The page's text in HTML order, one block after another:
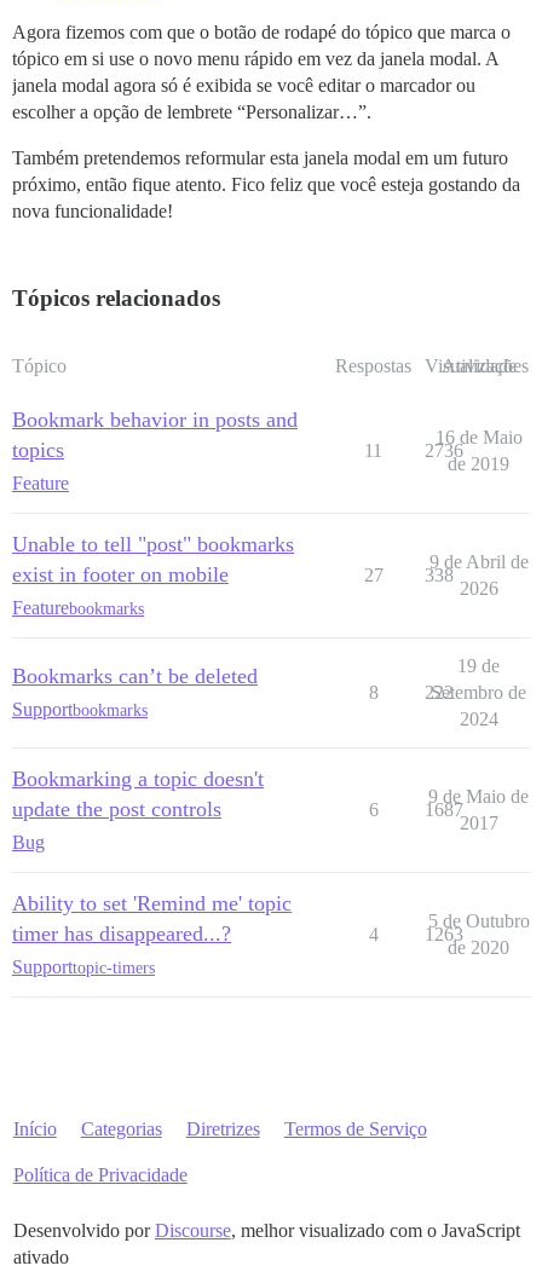
Agora fizemos com que o botão de rodapé do tópico que marca o
tópico em si use o novo menu rápido em vez da janela modal. A
janela modal agora só é exibida se você editar o marcador ou
escolher a opção de lembrete “Personalizar…”.
Também pretendemos reformular esta janela modal em um futuro
próximo, então fique atento. Fico feliz que você esteja gostando da
nova funcionalidade!
Tópicos relacionados
Tópico Respostas Visualizações
Atividade
Bookmark behavior in posts and
topics
Feature
11 2736
16 de Maio
de 2019
Unable to tell "post" bookmarks
exist in footer on mobile
Featurebookmarks
27 338
9 de Abril de
2026
Bookmarks can’t be deleted
Supportbookmarks
8 222
19 de
Setembro de
2024
Bookmarking a topic doesn't
update the post controls
Bug
6 1687
9 de Maio de
2017
Ability to set 'Remind me' topic
timer has disappeared...?
Supporttopic-timers
4 1263
5 de Outubro
de 2020
Início Categorias Diretrizes Termos de Serviço
Política de Privacidade
Desenvolvido porDiscourse, melhor visualizado com o JavaScript
ativado